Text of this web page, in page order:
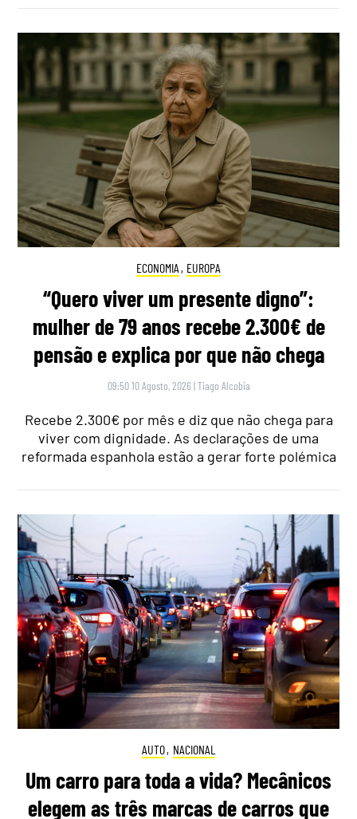
ECONOMIA , EUROPA
“Quero viver um presente digno”:
mulher de 79 anos recebe 2.300€ de
pensão e explica por que não chega
09:50 10 Agosto, 2026 |Tiago Alcobia
Recebe 2.300€ por mês e diz que não chega para
viver com dignidade. As declarações de uma
reformada espanhola estão a gerar forte polémica
AUTO, NACIONAL
Um carro para toda a vida? Mecânicos
elegem as três marcas de carros que